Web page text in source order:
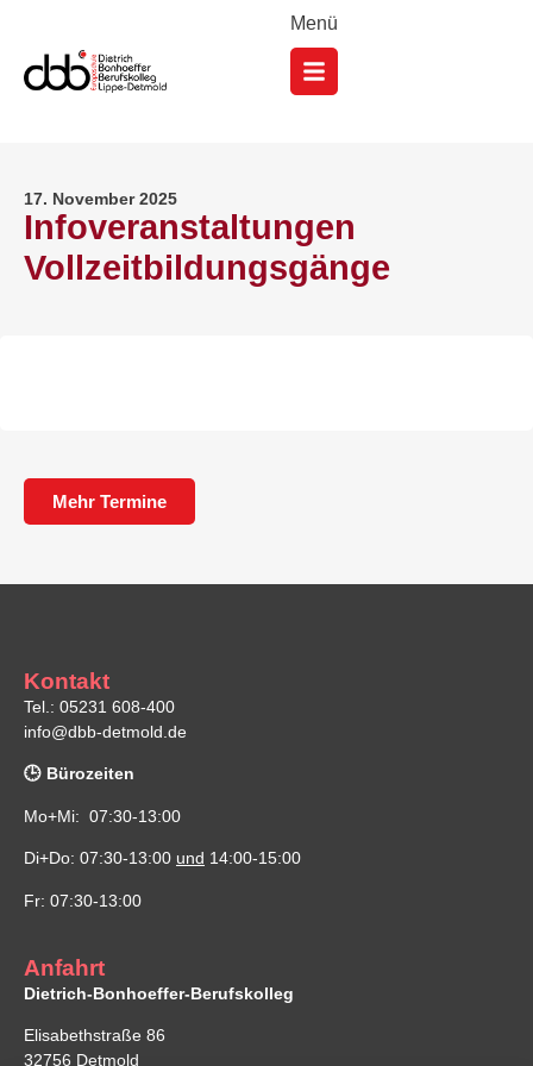
Menü
17. November 2025
Infoveranstaltungen
Vollzeitbildungsgänge
Mehr Termine
Kontakt
Tel.: 05231 608-400
info@dbb-detmold.de
🕒 Bürozeiten
Mo+Mi: 07:30-13:00
Di+Do: 07:30-13:00 und 14:00-15:00
Fr: 07:30-13:00
Anfahrt
Dietrich-Bonhoeffer-Berufskolleg
Elisabethstraße 86
32756 Detmold